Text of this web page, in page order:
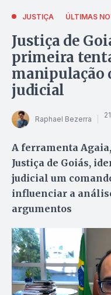
JUSTIÇA ÚLTIMAS
Justiça de
primeira
manipulação
judicial
Raphael Bezerra
A ferramenta
Justiça de Goiás,
judicial um
influenciar a
argumentos